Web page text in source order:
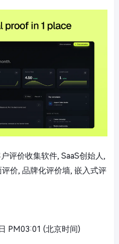
评价收集软件, SaaS创始人,
价, 品牌化评价墙, 嵌入式评
PM03:01 (北京时间)